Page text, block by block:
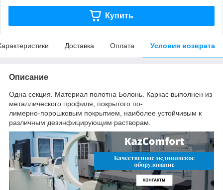
Купить
Доставка Оплата Условия возврата
Описание
Одна секция. Материал полотна Болонь. Каркас выполнен из
металлического профиля, покрытого по-
лимерно-порошковым покрытием, наиболее устойчивым к
различным дезинфицирующим растворам.